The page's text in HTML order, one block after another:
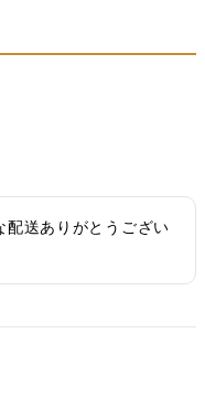
配送ありがとうござい